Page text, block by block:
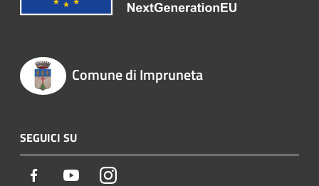
Comune di Impruneta
SEGUICI SU
Facebook YoutubeInstagram